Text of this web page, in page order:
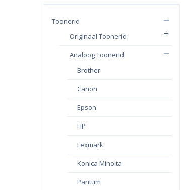
Toonerid
Originaal Toonerid
Analoog Toonerid
Brother
Canon
Epson
HP
Lexmark
Konica Minolta
Pantum